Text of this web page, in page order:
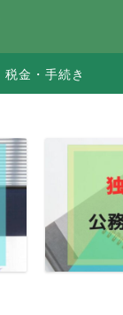
税金・手続き